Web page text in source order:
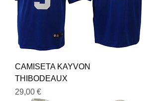
CAMISETA KAYVON
THIBODEAUX
Precio
29,00 €